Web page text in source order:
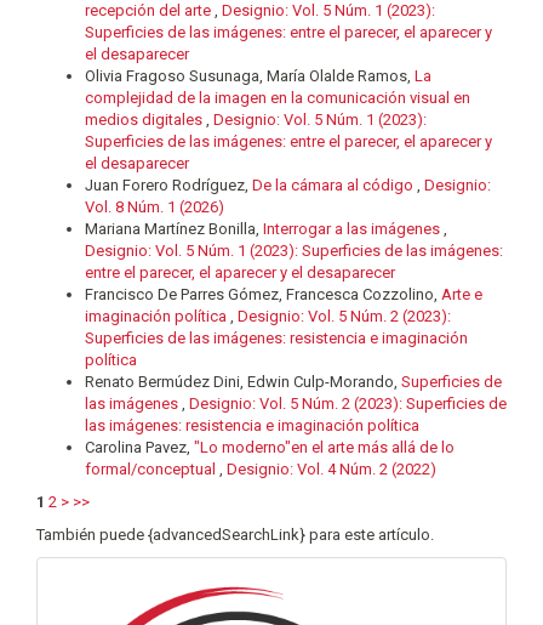
recepción del arte , Designio: Vol. 5 Núm. 1 (2023):
Superficies de las imágenes: entre el parecer, el aparecer y
el desaparecer
Olivia Fragoso Susunaga, María Olalde Ramos, La
complejidad de la imagen en la comunicación visual en
medios digitales , Designio: Vol. 5 Núm. 1 (2023):
Superficies de las imágenes: entre el parecer, el aparecer y
el desaparecer
Juan Forero Rodríguez, De la cámara al código , Designio:
Vol. 8 Núm. 1 (2026)
Mariana Martínez Bonilla, Interrogar a las imágenes ,
Designio: Vol. 5 Núm. 1 (2023): Superficies de las imágenes:
entre el parecer, el aparecer y el desaparecer
Francisco De Parres Gómez, Francesca Cozzolino, Arte e
imaginación política , Designio: Vol. 5 Núm. 2 (2023):
Superficies de las imágenes: resistencia e imaginación
política
Renato Bermúdez Dini, Edwin Culp-Morando, Superficies de
las imágenes , Designio: Vol. 5 Núm. 2 (2023): Superficies de
las imágenes: resistencia e imaginación política
Carolina Pavez, "Lo moderno"en el arte más allá de lo
formal/conceptual , Designio: Vol. 4 Núm. 2 (2022)
1 2 > >>
También puede {advancedSearchLink} para este artículo.